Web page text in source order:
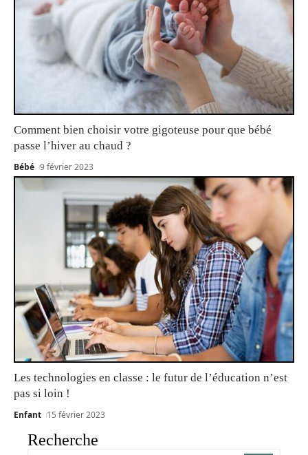
Comment bien choisir votre gigoteuse pour que bébé
passe l’hiver au chaud ?
Bébé 9 février 2023
Les technologies en classe : le futur de l’éducation n’est
pas si loin !
Enfant 15 février 2023
Recherche